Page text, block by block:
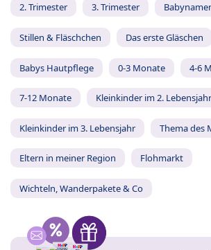
2. Trimester 3. Trimester
Stillen & Fläschchen Das erste Gläschen
Babys Hautpflege 0-3 Monate 4-6
7-12 Monate Kleinkinder im 2. Lebensjahr
Kleinkinder im 3. Lebensjahr Thema des
Eltern in meiner Region Flohmarkt
Wichteln, Wanderpakete & Co